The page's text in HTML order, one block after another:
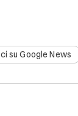
su Google News